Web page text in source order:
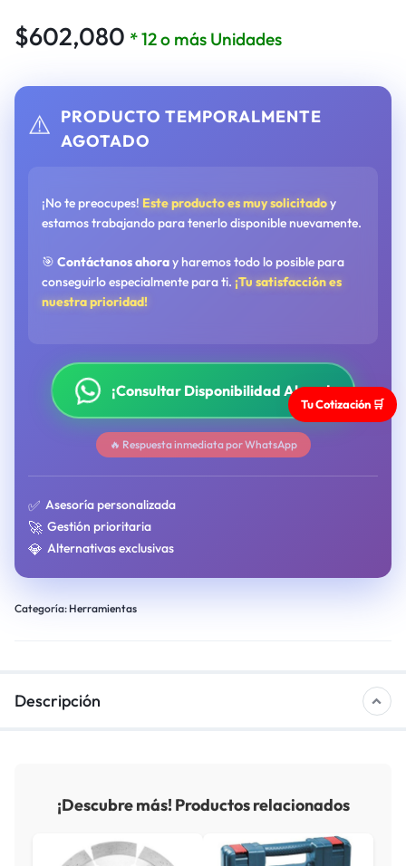
$602,080 * 12 o más Unidades
⚠️ PRODUCTO TEMPORALMENTE
AGOTADO
¡No te preocupes! Este producto es muy solicitadoy
estamos trabajando para tenerlo disponible nuevamente.
🎯 Contáctanos ahoray haremos todo lo posible para
conseguirlo especialmente para ti. ¡Tu satisfacción es
nuestra prioridad!
¡Consultar Disponibilidad Ahora!
🔥 Respuesta inmediata por WhatsApp
✅ Asesoría personalizada
🚀 Gestión prioritaria
💎 Alternativas exclusivas
Categoría: Herramientas
Descripción
¡Descubre más! Productos relacionados
Tu Cotización 🛒